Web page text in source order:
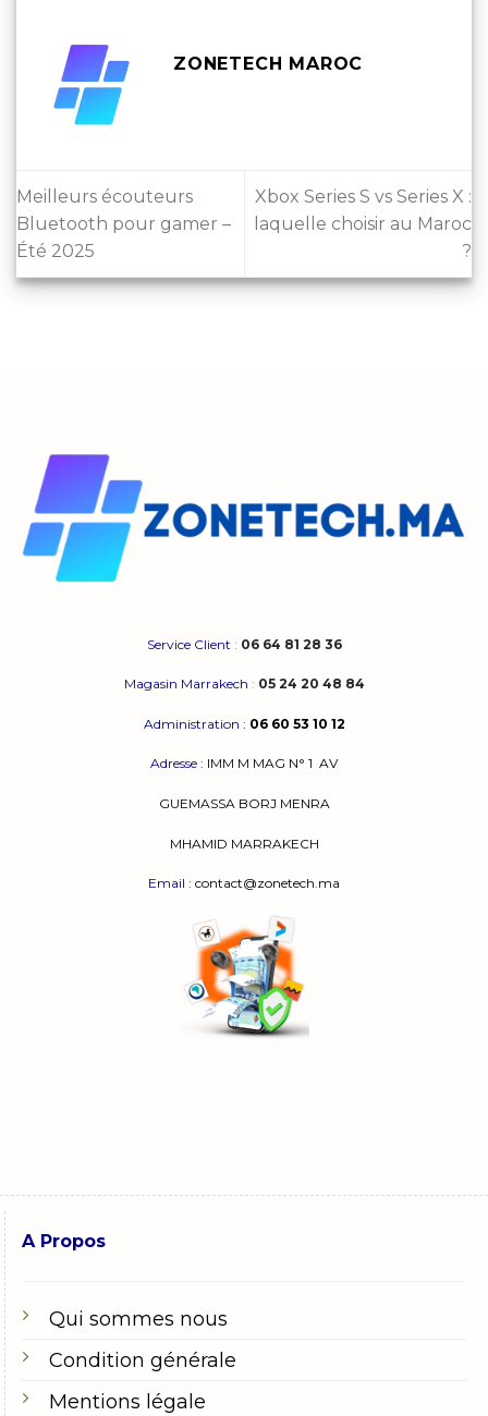
ZONETECH MAROC
Meilleurs écouteurs
Bluetooth pour gamer –
Été 2025
Xbox Series S vs Series X :
laquelle choisir au Maroc
?
Service Client : 06 64 81 28 36
Magasin Marrakech : 05 24 20 48 84
Administration : 06 60 53 10 12
Adresse : IMM M MAG N° 1 AV
GUEMASSA BORJ MENRA
MHAMID MARRAKECH
Email : contact@zonetech.ma
A Propos
Qui sommes nous
Condition générale
Mentions légale